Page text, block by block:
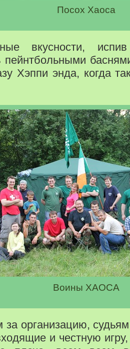
Посох Хаоса
вкусности,
пейнтбольными
Хэппи энда, когда
Воины ХАОСА
за организацию,
и честную